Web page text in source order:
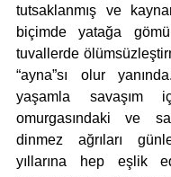
tutsaklanmış ve
biçimde yatağa
tuvallerde
“ayna”sı olur
yaşamla savaşım
omurgasındaki ve
dinmez ağrıları
yıllarına hep eşlik